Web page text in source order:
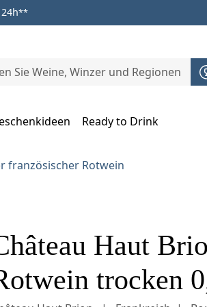
**
Ready to Drink
französischer Rotwein
Haut
trocken